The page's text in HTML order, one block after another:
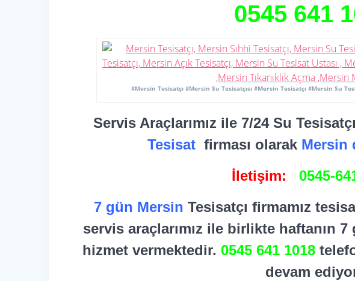
0545 641
#Mersin Tesisatçı #Mersin Su Tesisatçısı #Mersin Tesisatçı #Mersin Su
Servis Araçlarımız ile 7/24 Su
Tesisatfirması olarak Mersin
İletişim:
0545-
7 gün Mersin Tesisatçı firmamız
servis araçlarımız ile birlikte haftanın 7
hizmet vermektedir. 0545 641 1018
devam